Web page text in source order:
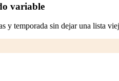
variable
y temporada sin dejar una lista